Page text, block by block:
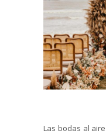
Las bodas al